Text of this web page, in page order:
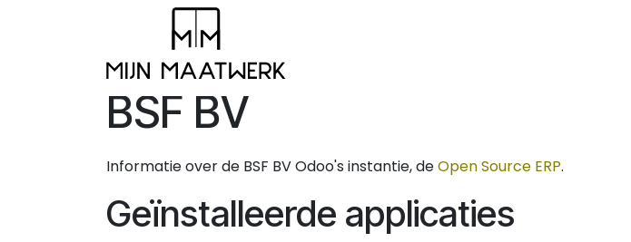
BSF BV
Informatie over de BSF BV Odoo's instantie, deOpen Source ERP.
Geïnstalleerde applicaties